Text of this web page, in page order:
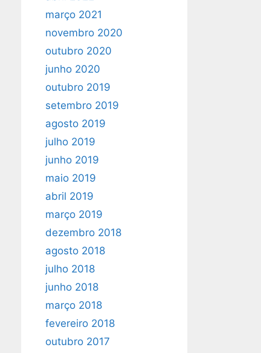
março 2021
novembro 2020
outubro 2020
junho 2020
outubro 2019
setembro 2019
agosto 2019
julho 2019
junho 2019
maio 2019
abril 2019
março 2019
dezembro 2018
agosto 2018
julho 2018
junho 2018
março 2018
fevereiro 2018
outubro 2017